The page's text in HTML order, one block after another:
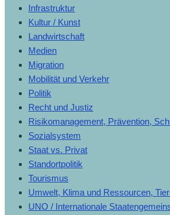
Infrastruktur
Kultur / Kunst
Landwirtschaft
Medien
Migration
Mobilität und Verkehr
Politik
Recht und Justiz
Risikomanagement, Prävention,
Sozialsystem
Staat vs. Privat
Standortpolitik
Tourismus
Umwelt, Klima und Ressourcen,
UNO / Internationale